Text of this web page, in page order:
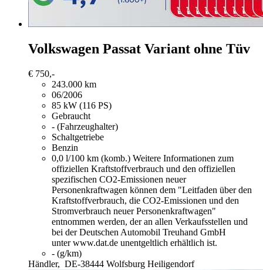
Volkswagen Passat Variant ohne Tüv
€ 750,-
243.000 km
06/2006
85 kW (116 PS)
Gebraucht
- (Fahrzeughalter)
Schaltgetriebe
Benzin
0,0 l/100 km (komb.) Weitere Informationen zum
offiziellen Kraftstoffverbrauch und den offiziellen
spezifischen CO2-Emissionen neuer
Personenkraftwagen können dem "Leitfaden über den
Kraftstoffverbrauch, die CO2-Emissionen und den
Stromverbrauch neuer Personenkraftwagen"
entnommen werden, der an allen Verkaufsstellen und
bei der Deutschen Automobil Treuhand GmbH
unter www.dat.de unentgeltlich erhältlich ist.
- (g/km)
Händler, DE-38444 Wolfsburg Heiligendorf